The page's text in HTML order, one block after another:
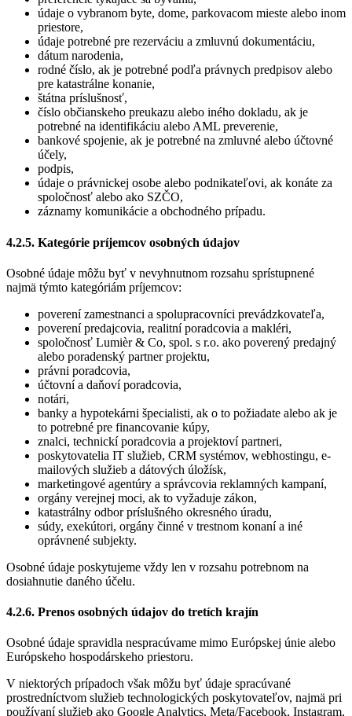
údaje o vybranom byte, dome, parkovacom mieste alebo inom
priestore,
údaje potrebné pre rezerváciu a zmluvnú dokumentáciu,
dátum narodenia,
rodné číslo, ak je potrebné podľa právnych predpisov alebo
pre katastrálne konanie,
štátna príslušnosť,
číslo občianskeho preukazu alebo iného dokladu, ak je
potrebné na identifikáciu alebo AML preverenie,
bankové spojenie, ak je potrebné na zmluvné alebo účtovné
účely,
podpis,
údaje o právnickej osobe alebo podnikateľovi, ak konáte za
spoločnosť alebo ako SZČO,
záznamy komunikácie a obchodného prípadu.
4.2.5. Kategórie príjemcov osobných údajov
Osobné údaje môžu byť v nevyhnutnom rozsahu sprístupnené
najmä týmto kategóriám príjemcov:
poverení zamestnanci a spolupracovníci prevádzkovateľa,
poverení predajcovia, realitní poradcovia a makléri,
spoločnosť Lumièr & Co, spol. s r.o. ako poverený predajný
alebo poradenský partner projektu,
právni poradcovia,
účtovní a daňoví poradcovia,
notári,
banky a hypotekárni špecialisti, ak o to požiadate alebo ak je
to potrebné pre financovanie kúpy,
znalci, technickí poradcovia a projektoví partneri,
poskytovatelia IT služieb, CRM systémov, webhostingu, e-
mailových služieb a dátových úložísk,
marketingové agentúry a správcovia reklamných kampaní,
orgány verejnej moci, ak to vyžaduje zákon,
katastrálny odbor príslušného okresného úradu,
súdy, exekútori, orgány činné v trestnom konaní a iné
oprávnené subjekty.
Osobné údaje poskytujeme vždy len v rozsahu potrebnom na
dosiahnutie daného účelu.
4.2.6. Prenos osobných údajov do tretích krajín
Osobné údaje spravidla nespracúvame mimo Európskej únie alebo
Európskeho hospodárskeho priestoru.
V niektorých prípadoch však môžu byť údaje spracúvané
prostredníctvom služieb technologických poskytovateľov, najmä pri
používaní služieb ako Google Analytics, Meta/Facebook, Instagram,